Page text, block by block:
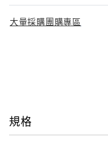
大量採購團購專區
規格